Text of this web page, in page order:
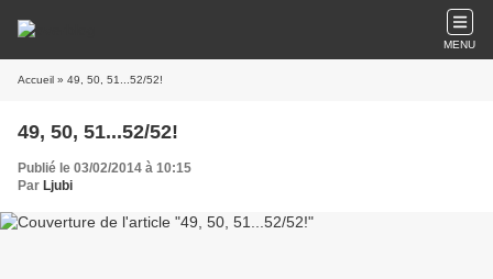
MENU
Accueil » 49, 50, 51...52/52!
49, 50, 51...52/52!
Publié le 03/02/2014 à 10:15
Par Ljubi